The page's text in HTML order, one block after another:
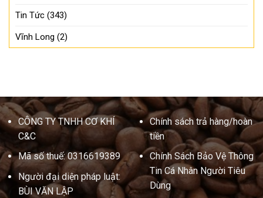
Tin Tức (343)
Vĩnh Long (2)
CÔNG TY TNHH CƠ KHÍ
C&C
Mã số thuế: 0316619389
Người đại diện pháp luật:
BÙI VĂN LẬP
Chính sách trả hàng/hoàn
tiền
Chính Sách Bảo Vệ Thông
Tin Cá Nhân Người Tiêu
Dùng